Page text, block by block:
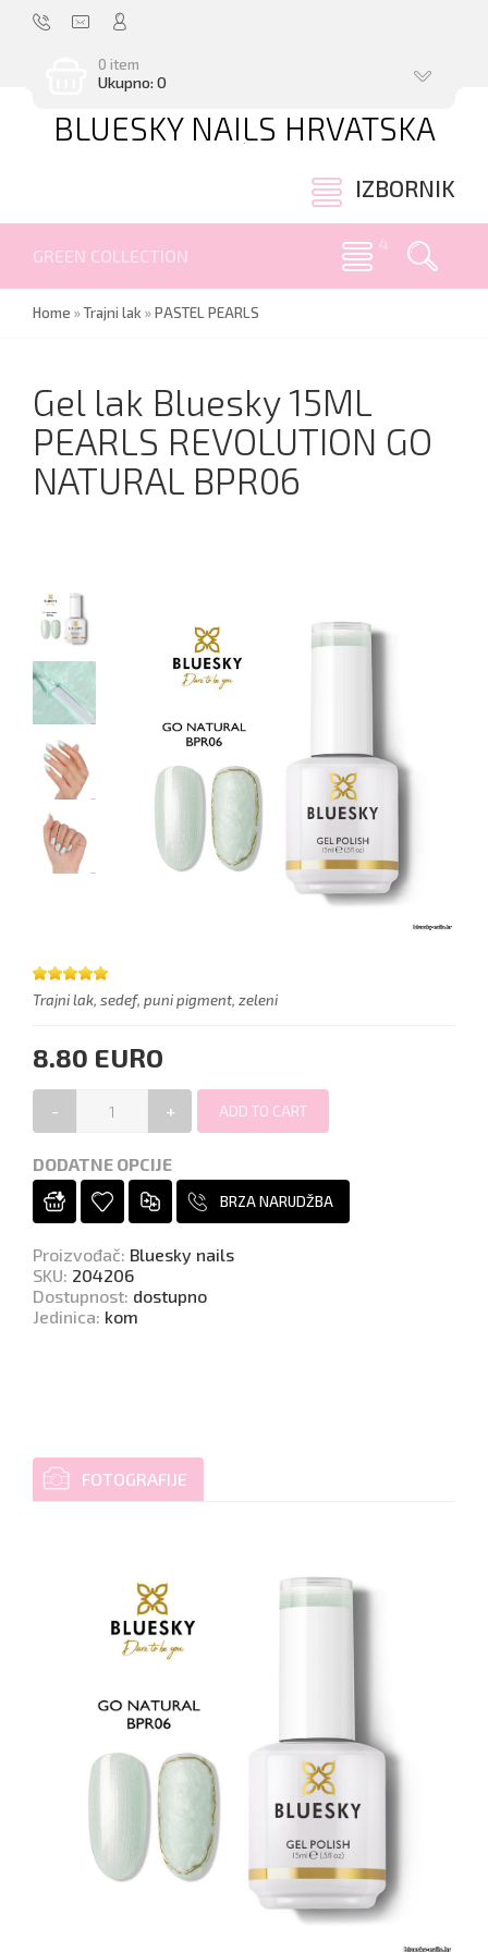
0 item
Ukupno: 0
BLUESKY NAILS HRVATSKA
.
IZBORNIK
GREEN COLLECTION
Home »Trajni lak »PASTEL PEARLS
Gel lak Bluesky 15ML
PEARLS REVOLUTION GO
NATURAL BPR06
Trajni lak, sedef, puni pigment, zeleni
8.80 EURO
- +
DODATNE OPCIJE
BRZA NARUDŽBA
Proizvođač: Bluesky nails
SKU: 204206
Dostupnost: dostupno
Jedinica: kom
FOTOGRAFIJE